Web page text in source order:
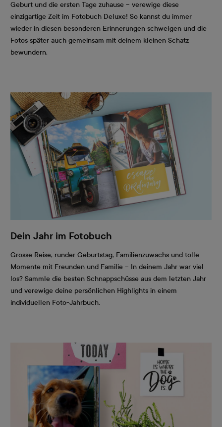
Geburt und die ersten Tage zuhause – verewige diese
einzigartige Zeit im Fotobuch Deluxe! So kannst du immer
wieder in diesen besonderen Erinnerungen schwelgen und die
Fotos später auch gemeinsam mit deinem kleinen Schatz
bewundern.
Dein Jahr im Fotobuch
Grosse Reise, runder Geburtstag, Familienzuwachs und tolle
Momente mit Freunden und Familie – In deinem Jahr war viel
los? Sammle die besten Schnappschüsse aus dem letzten Jahr
und verewige deine persönlichen Highlights in einem
individuellen Foto-Jahrbuch.